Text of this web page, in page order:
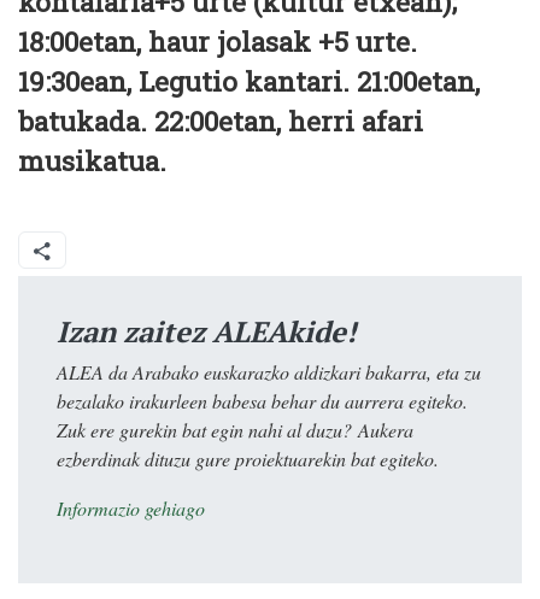
18:00etan, haur jolasak +5 urte.
19:30ean, Legutio kantari. 21:00etan,
batukada. 22:00etan, herri afari
musikatua.
Izan zaitez ALEAkide!
ALEA da Arabako euskarazko aldizkari bakarra, eta zu
bezalako irakurleen babesa behar du aurrera egiteko.
Zuk ere gurekin bat egin nahi al duzu? Aukera
ezberdinak dituzu gure proiektuarekin bat egiteko.
Informazio gehiago